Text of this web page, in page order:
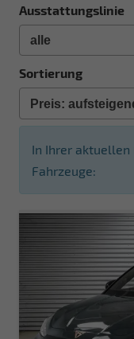
Ausstattungslinie
Sortierung
In Ihrer
Fahrzeuge: